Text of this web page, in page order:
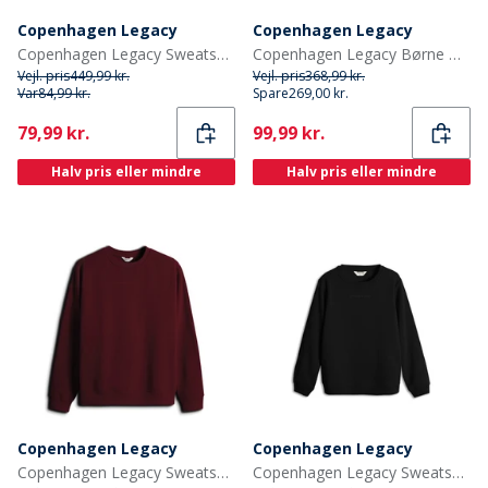
Copenhagen Legacy
Copenhagen Legacy Sweatshirt Antracit
Vejl. pris449,99 kr.
Var84,99 kr.
Current
79,99 kr.
Halv pris eller mindre
Copenhagen Legacy
Copenhagen Legacy Børne Hoodie Sort
Vejl. pris368,99 kr.
Spare269,00 kr.
Current
99,99 kr.
Halv pris eller mindre
Copenhagen Legacy
Copenhagen Legacy Sweatshirt Bordeaux
Copenhagen Legacy
Copenhagen Legacy Sweatshirt Sort til drenge